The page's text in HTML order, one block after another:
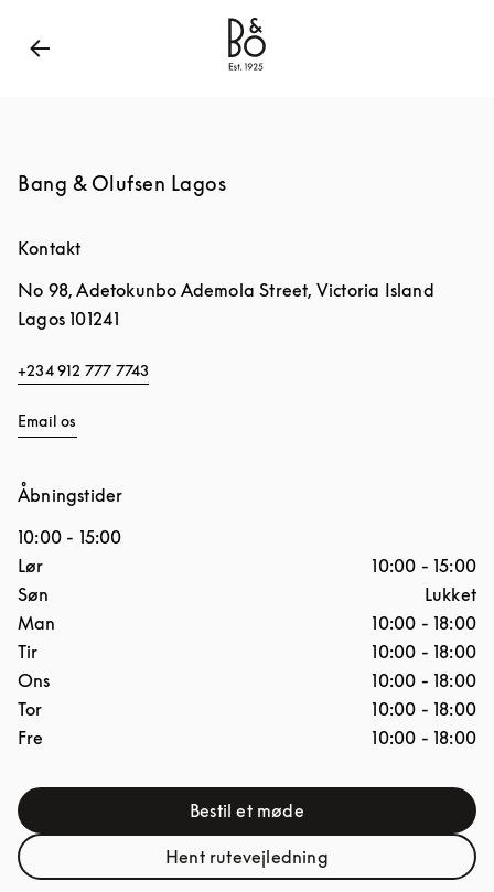
Bang & Olufsen - Exist to Create
Bang & Olufsen Lagos
Kontakt
No 98, Adetokunbo Ademola Street, Victoria Island
Lagos 101241
+234 912 777 7743
Email os
Åbningstider
10:00 - 15:00
Ugedag
Lør 10:00 - 15:00
Søn
Lukket
Man
10:00 - 18:00
Tir
10:00 - 18:00
Ons
10:00 - 18:00
Tor
10:00 - 18:00
Fre
10:00 - 18:00
Bestil et mødeLink Opens in New Tab
Hent rutevejledningLink Opens in New Tab